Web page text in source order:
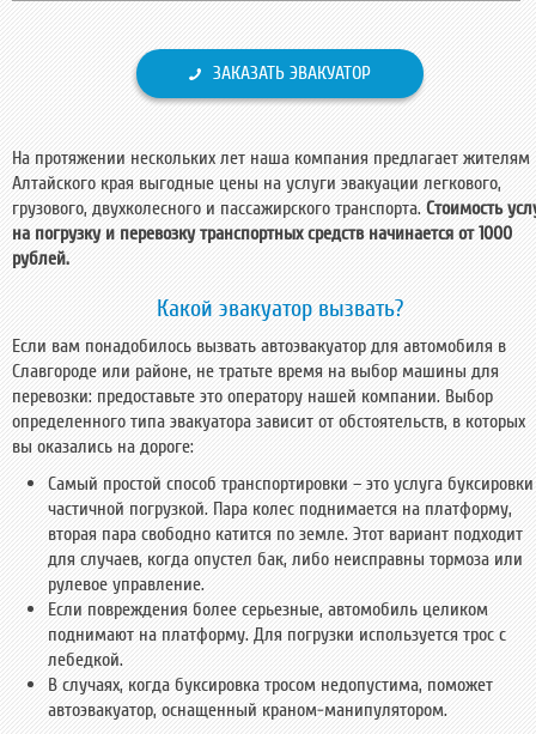
ЗАКАЗАТЬ ЭВАКУАТОР
На протяжении нескольких лет наша компания предлагает жителям
Алтайского края выгодные цены на услуги эвакуации легкового,
грузового, двухколесного и пассажирского транспорта. Стоимость
на погрузку и перевозку транспортных средств начинается от 1000
рублей.
Какой эвакуатор вызвать?
Если вам понадобилось вызвать автоэвакуатор для автомобиля в
Славгороде или районе, не тратьте время на выбор машины для
перевозки: предоставьте это оператору нашей компании. Выбор
определенного типа эвакуатора зависит от обстоятельств, в которых
вы оказались на дороге:
Самый простой способ транспортировки – это услуга
частичной погрузкой. Пара колес поднимается на платформу,
вторая пара свободно катится по земле. Этот вариант подходит
для случаев, когда опустел бак, либо неисправны тормоза или
рулевое управление.
Если повреждения более серьезные, автомобиль целиком
поднимают на платформу. Для погрузки используется трос с
лебедкой.
В случаях, когда буксировка тросом недопустима, поможет
автоэвакуатор, оснащенный краном-манипулятором.